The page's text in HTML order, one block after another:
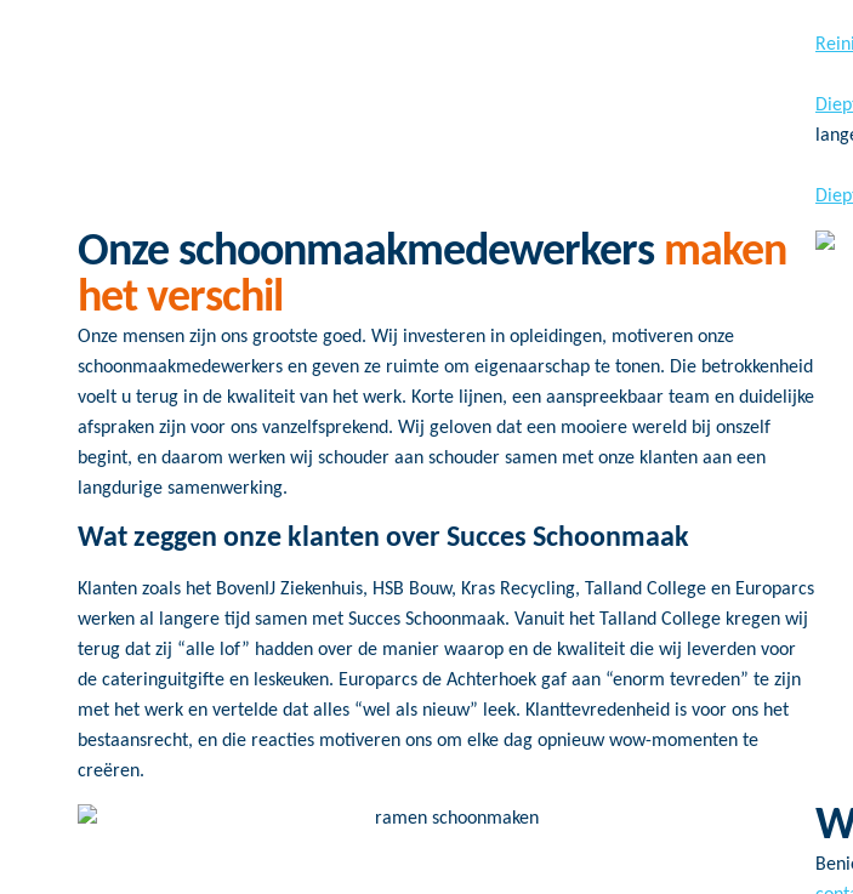
Onze schoonmaakmedewerkers maken
het verschil
Onze mensen zijn ons grootste goed. Wij investeren in opleidingen, motiveren onze
schoonmaakmedewerkers en geven ze ruimte om eigenaarschap te tonen. Die betrokkenheid
voelt u terug in de kwaliteit van het werk. Korte lijnen, een aanspreekbaar team en duidelijke
afspraken zijn voor ons vanzelfsprekend. Wij geloven dat een mooiere wereld bij onszelf
begint, en daarom werken wij schouder aan schouder samen met onze klanten aan een
langdurige samenwerking.
Wat zeggen onze klanten over Succes Schoonmaak
Klanten zoals het BovenIJ Ziekenhuis, HSB Bouw, Kras Recycling, Talland College en Europarcs
werken al langere tijd samen met Succes Schoonmaak. Vanuit het Talland College kregen wij
terug dat zij “alle lof” hadden over de manier waarop en de kwaliteit die wij leverden voor
de cateringuitgifte en leskeuken. Europarcs de Achterhoek gaf aan “enorm tevreden” te zijn
met het werk en vertelde dat alles “wel als nieuw” leek. Klanttevredenheid is voor ons het
bestaansrecht, en die reacties motiveren ons om elke dag opnieuw wow-momenten te
creëren.